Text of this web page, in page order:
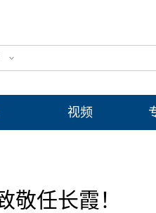
视频
敬任长霞！